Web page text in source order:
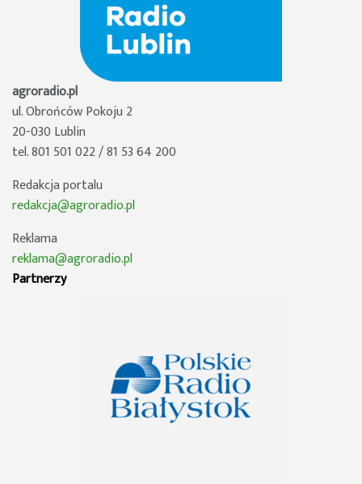
agroradio.pl
ul. Obrońców Pokoju 2
20-030 Lublin
tel. 801 501 022 / 81 53 64 200
Redakcja portalu
redakcja@agroradio.pl
Reklama
reklama@agroradio.pl
Partnerzy